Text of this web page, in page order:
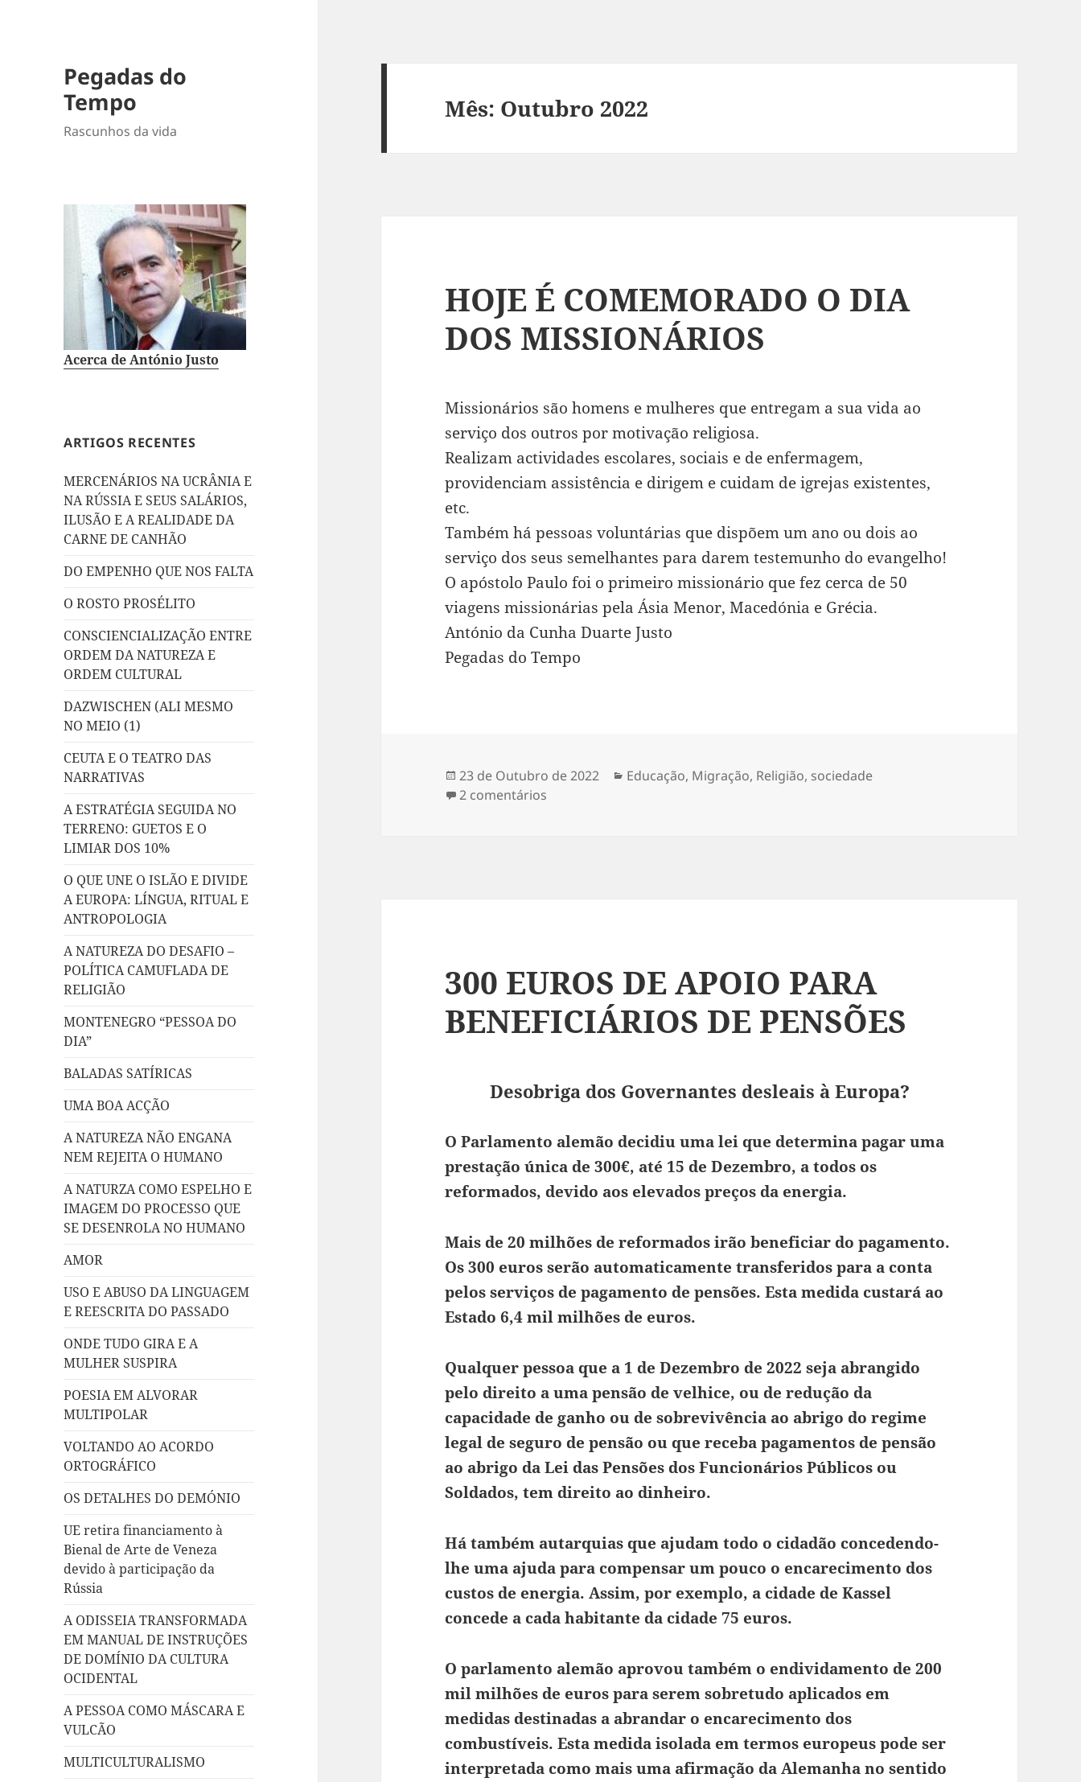
Pegadas do
Tempo
Rascunhos da vida
Acerca de António Justo
ARTIGOS RECENTES
MERCENÁRIOS NA UCRÂNIA E
NA RÚSSIA E SEUS SALÁRIOS,
ILUSÃO E A REALIDADE DA
CARNE DE CANHÃO
DO EMPENHO QUE NOS FALTA
O ROSTO PROSÉLITO
CONSCIENCIALIZAÇÃO ENTRE
ORDEM DA NATUREZA E
ORDEM CULTURAL
DAZWISCHEN (ALI MESMO
NO MEIO (1)
CEUTA E O TEATRO DAS
NARRATIVAS
A ESTRATÉGIA SEGUIDA NO
TERRENO: GUETOS E O
LIMIAR DOS 10%
O QUE UNE O ISLÃO E DIVIDE
A EUROPA: LÍNGUA, RITUAL E
ANTROPOLOGIA
A NATUREZA DO DESAFIO –
POLÍTICA CAMUFLADA DE
RELIGIÃO
MONTENEGRO “PESSOA DO
DIA”
BALADAS SATÍRICAS
UMA BOA ACÇÃO
A NATUREZA NÃO ENGANA
NEM REJEITA O HUMANO
A NATURZA COMO ESPELHO E
IMAGEM DO PROCESSO QUE
SE DESENROLA NO HUMANO
AMOR
USO E ABUSO DA LINGUAGEM
E REESCRITA DO PASSADO
ONDE TUDO GIRA E A
MULHER SUSPIRA
POESIA EM ALVORAR
MULTIPOLAR
VOLTANDO AO ACORDO
ORTOGRÁFICO
OS DETALHES DO DEMÓNIO
UE retira financiamento à
Bienal de Arte de Veneza
devido à participação da
Rússia
A ODISSEIA TRANSFORMADA
EM MANUAL DE INSTRUÇÕES
DE DOMÍNIO DA CULTURA
OCIDENTAL
A PESSOA COMO MÁSCARA E
VULCÃO
MULTICULTURALISMO
Mês: Outubro 2022
HOJE É COMEMORADO O DIA
DOS MISSIONÁRIOS
Missionários são homens e mulheres que entregam a sua vida ao
serviço dos outros por motivação religiosa.
Realizam actividades escolares, sociais e de enfermagem,
providenciam assistência e dirigem e cuidam de igrejas existentes,
etc.
Também há pessoas voluntárias que dispõem um ano ou dois ao
serviço dos seus semelhantes para darem testemunho do evangelho!
O apóstolo Paulo foi o primeiro missionário que fez cerca de 50
viagens missionárias pela Ásia Menor, Macedónia e Grécia.
António da Cunha Duarte Justo
Pegadas do Tempo
Publicado
a
23 de Outubro de 2022 Categorias
Educação, Migração, Religião, sociedade
2 comentários
300 EUROS DE APOIO PARA
BENEFICIÁRIOS DE PENSÕES
Desobriga dos Governantes desleais à Europa?
O Parlamento alemão decidiu uma lei que determina pagar uma
prestação única de 300€, até 15 de Dezembro, a todos os
reformados, devido aos elevados preços da energia.
Mais de 20 milhões de reformados irão beneficiar do pagamento.
Os 300 euros serão automaticamente transferidos para a conta
pelos serviços de pagamento de pensões. Esta medida custará ao
Estado 6,4 mil milhões de euros.
Qualquer pessoa que a 1 de Dezembro de 2022 seja abrangido
pelo direito a uma pensão de velhice, ou de redução da
capacidade de ganho ou de sobrevivência ao abrigo do regime
legal de seguro de pensão ou que receba pagamentos de pensão
ao abrigo da Lei das Pensões dos Funcionários Públicos ou
Soldados, tem direito ao dinheiro.
Há também autarquias que ajudam todo o cidadão concedendo-
lhe uma ajuda para compensar um pouco o encarecimento dos
custos de energia. Assim, por exemplo, a cidade de Kassel
concede a cada habitante da cidade 75 euros.
O parlamento alemão aprovou também o endividamento de 200
mil milhões de euros para serem sobretudo aplicados em
medidas destinadas a abrandar o encarecimento dos
combustíveis. Esta medida isolada em termos europeus pode ser
interpretada como mais uma afirmação da Alemanha no sentido